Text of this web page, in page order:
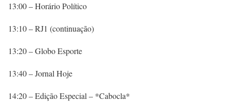
13:00 – Horário Político
13:10 – RJ1 (continuação)
13:20 – Globo Esporte
13:40 – Jornal Hoje
14:20 – Edição Especial – *Cabocla*